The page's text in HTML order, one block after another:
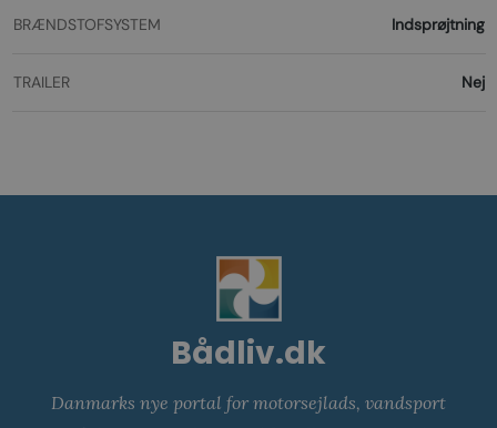
BRÆNDSTOFSYSTEM Indsprøjtning
TRAILER Nej
Bådliv.dk
Danmarks nye portal for motorsejlads, vandsport